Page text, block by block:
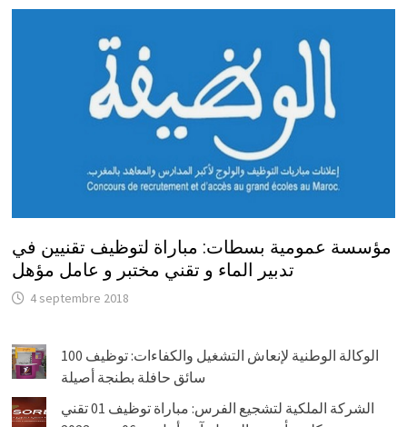
مؤسسة عمومية بسطات: مباراة لتوظيف تقنيين في
تدبير الماء و تقني مختبر و عامل مؤهل
4 septembre 2018
الوكالة الوطنية لإنعاش التشغيل والكفاءات: توظيف 100
سائق حافلة بطنجة أصيلة
الشركة الملكية لتشجيع الفرس: مباراة توظيف 01 تقني